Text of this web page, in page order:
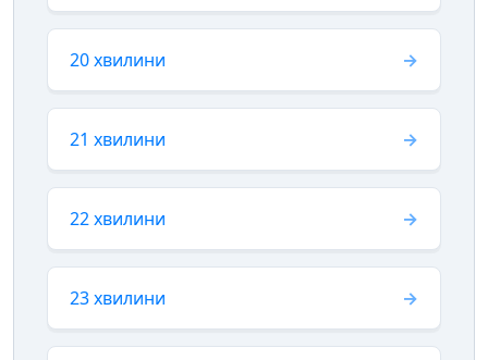
20 хвилини
21 хвилини
22 хвилини
23 хвилини